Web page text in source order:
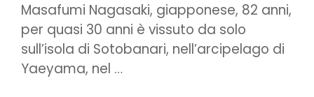
Masafumi Nagasaki, giapponese, 82 anni,
per quasi 30 anni è vissuto da solo
sull’isola di Sotobanari, nell’arcipelago di
Yaeyama, nel …